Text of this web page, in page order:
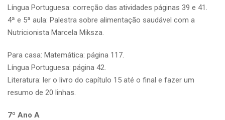
Língua Portuguesa: correção das atividades páginas 39 e 41.
4ª e 5ª aula: Palestra sobre alimentação saudável com a
Nutricionista Marcela Miksza.
Para casa: Matemática: página 117.
Língua Portuguesa: página 42.
Literatura: ler o livro do capítulo 15 até o final e fazer um
resumo de 20 linhas.
7º Ano A